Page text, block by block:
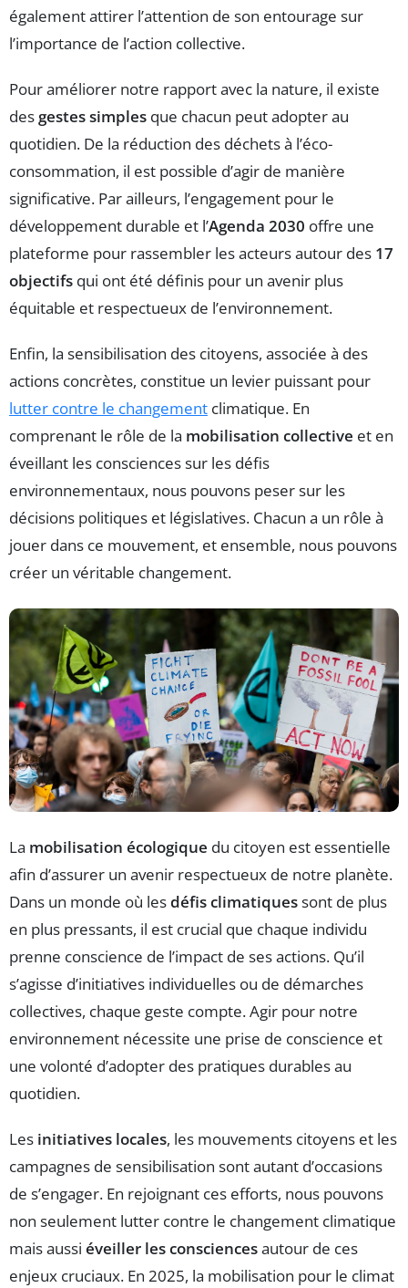
également attirer l’attention de son entourage sur
l’importance de l’action collective.
Pour améliorer notre rapport avec la nature, il existe
des gestes simples que chacun peut adopter au
quotidien. De la réduction des déchets à l’éco-
consommation, il est possible d’agir de manière
significative. Par ailleurs, l’engagement pour le
développement durable et l’Agenda 2030 offre une
plateforme pour rassembler les acteurs autour des 17
objectifs qui ont été définis pour un avenir plus
équitable et respectueux de l’environnement.
Enfin, la sensibilisation des citoyens, associée à des
actions concrètes, constitue un levier puissant pour
lutter contre le changement climatique. En
comprenant le rôle de la mobilisation collective et en
éveillant les consciences sur les défis
environnementaux, nous pouvons peser sur les
décisions politiques et législatives. Chacun a un rôle à
jouer dans ce mouvement, et ensemble, nous pouvons
créer un véritable changement.
La mobilisation écologique du citoyen est essentielle
afin d’assurer un avenir respectueux de notre planète.
Dans un monde où lesdéfis climatiquessont de plus
en plus pressants, il est crucial que chaque individu
prenne conscience de l’impact de ses actions. Qu’il
s’agisse d’initiatives individuelles ou de démarches
collectives, chaque geste compte. Agir pour notre
environnement nécessite une prise de conscience et
une volonté d’adopter des pratiques durables au
quotidien.
Les initiatives locales, les mouvements citoyens et les
campagnes de sensibilisation sont autant d’occasions
de s’engager. En rejoignant ces efforts, nous pouvons
non seulement lutter contre le changement climatique
mais aussi éveiller les consciencesautour de ces
enjeux cruciaux. En 2025, la mobilisation pour le climat